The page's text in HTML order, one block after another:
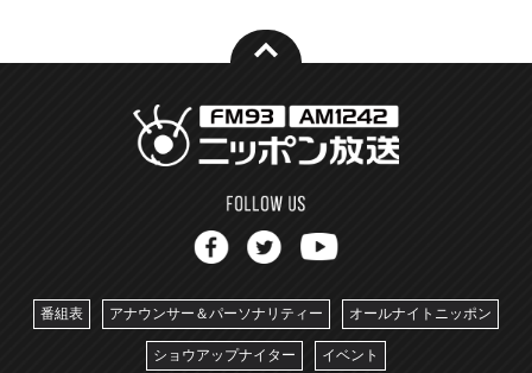
番組表 アナウンサー＆パーソナリティー オールナイトニッポン
ショウアップナイター イベント